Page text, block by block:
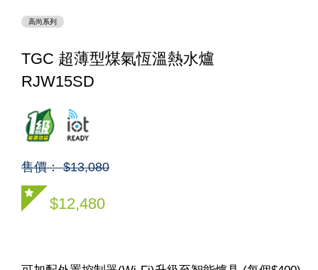
高尚系列
TGC 超薄型煤氣恆溫熱水爐
RJW15SD
售價： $13,080
$12,480